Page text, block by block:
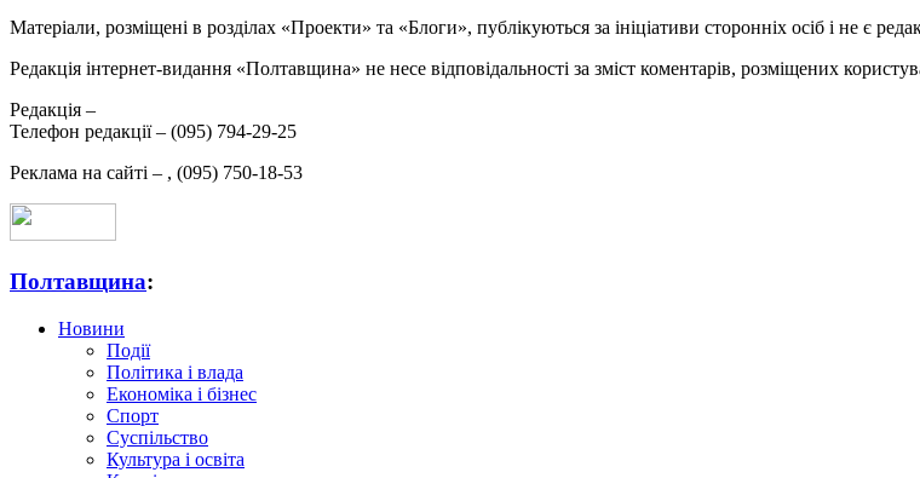
Матеріали, розміщені в розділах «Проекти» та «Блоги», публікуються за ініціативи сторонніх осіб і не є
Редакція інтернет-видання «Полтавщина» не несе відповідальності за зміст коментарів, розміщених
Редакція –
Телефон редакції – (095) 794-29-25
Реклама на сайті – , (095) 750-18-53
Полтавщина:
Новини
Події
Політика і влада
Економіка і бізнес
Спорт
Суспільство
Культура і освіта